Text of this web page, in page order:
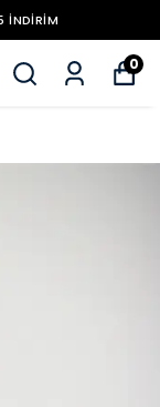
İNDIRIM
0